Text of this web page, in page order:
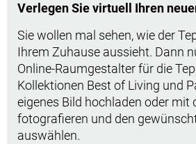
Verlegen Sie virtuell Ihren
Sie wollen mal sehen, wie der
Ihrem Zuhause aussieht. Dann
Online-Raumgestalter für die
Kollektionen Best of Living und
eigenes Bild hochladen oder mit
fotografieren und den
auswählen.